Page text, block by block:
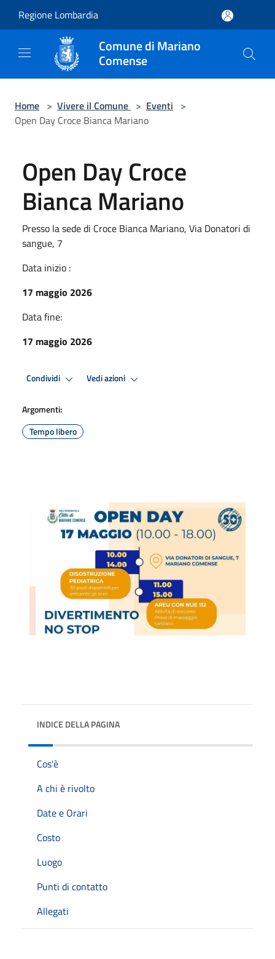
Regione Lombardia
Comune di Mariano
Comense
Home > Vivere il Comune > Eventi >
Open Day Croce Bianca Mariano
Open Day Croce
Bianca Mariano
Presso la sede di Croce Bianca Mariano, Via Donatori di
sangue, 7
Data inizio :
17 maggio 2026
Data fine:
17 maggio 2026
Condividi Vedi azioni
Argomenti:
Tempo libero
INDICE DELLA PAGINA
Cos'è
A chi è rivolto
Date e Orari
Costo
Luogo
Punti di contatto
Allegati